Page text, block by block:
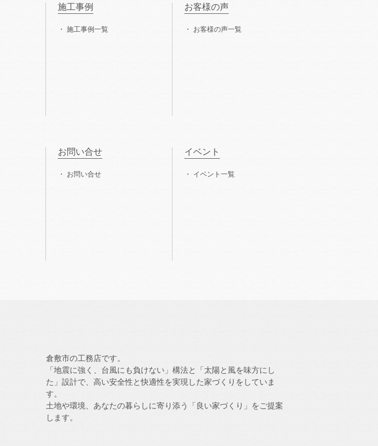
施工事例
施工事例一覧
お客様の声
お客様の声一覧
お問い合せ
お問い合せ
イベント
イベント一覧
倉敷市の工務店です。
「地震に強く、台風にも負けない」構法と「太陽と風を味方にし
た」設計で、高い安全性と快適性を実現した家づくりをしていま
す。
土地や環境、あなたの暮らしに寄り添う「良い家づくり」をご提案
します。